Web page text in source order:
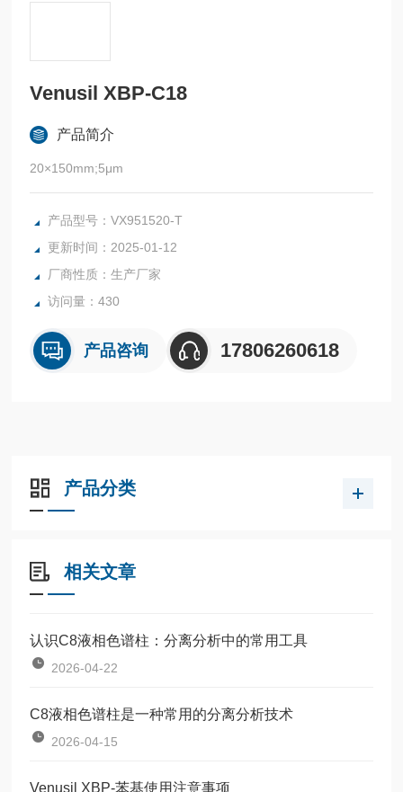
Venusil XBP-C18
产品简介
20×150mm;5μm
产品型号：VX951520-T
更新时间：2025-01-12
厂商性质：生产厂家
访问量：430
产品咨询 17806260618
产品分类
相关文章
认识C8液相色谱柱：分离分析中的常用工具
2026-04-22
C8液相色谱柱是一种常用的分离分析技术
2026-04-15
Venusil XBP-苯基使用注意事项